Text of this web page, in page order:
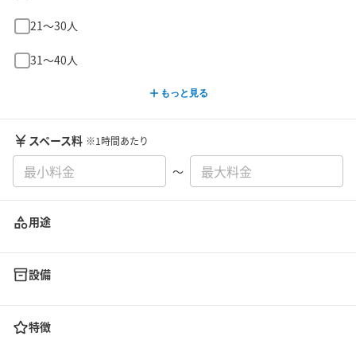
21〜30人
31〜40人
もっと見る
スペース料 ※1時間あたり
〜
用途
設備
特徴